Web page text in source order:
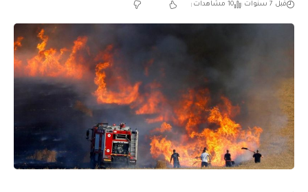
قبل 7 سنوات 10 مشاهدات